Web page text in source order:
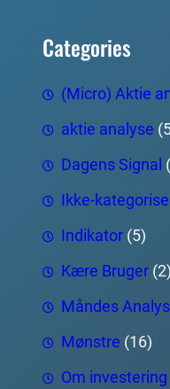
Categories
(Micro) Aktie
aktie analyse
Dagens Signal
Ikke-
Indikator (5)
Kære Bruger (2)
Måndes
Mønstre (16)
Om investering